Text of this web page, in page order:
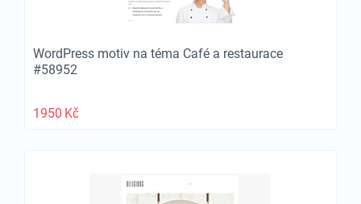
WordPress motiv na téma Café a restaurace
#58952
1950 Kč